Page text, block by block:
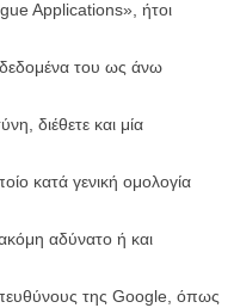
Applications», ήτοι
του ως άνω
διέθετε και μία
κατά γενική ομολογία
αδύνατο ή και
της Google, όπως